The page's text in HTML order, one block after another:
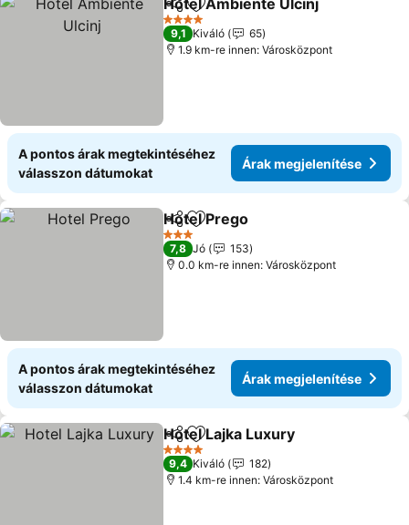
Megosztás
Hozzáadás a kedvencekhez
Hotel Ambiente Ulcinj
4 Kategória
9,1 Kiváló
65
1.9 km-re innen: Városközpont
A pontos árak megtekintéséhez
válasszon dátumokat
Árak megjelenítése
Megosztás
Hozzáadás a kedvencekhez
Hotel Prego
3 Kategória
7,8 Jó
153
0.0 km-re innen: Városközpont
A pontos árak megtekintéséhez
válasszon dátumokat
Árak megjelenítése
Megosztás
Hozzáadás a kedvencekhez
Hotel Lajka Luxury
4 Kategória
9,4 Kiváló
182
1.4 km-re innen: Városközpont